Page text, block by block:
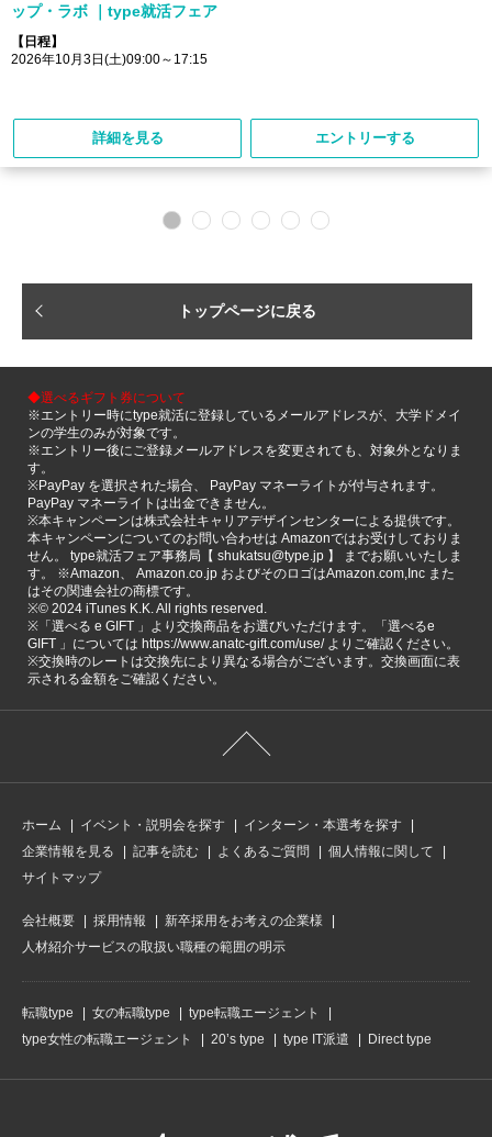
ップ・ラボ ｜type就活フェア
【日程】
2026年10月3日(土)09:00～17:15
詳細を見る エントリーする
トップページに戻る
◆選べるギフト券について
※エントリー時にtype就活に登録しているメールアドレスが、大学ドメイ
ンの学生のみが対象です。
※エントリー後にご登録メールアドレスを変更されても、対象外となりま
す。
※PayPay を選択された場合、 PayPay マネーライトが付与されます。
PayPay マネーライトは出金できません。
※本キャンペーンは株式会社キャリアデザインセンターによる提供です。
本キャンペーンについてのお問い合わせは Amazonではお受けしておりま
せん。 type就活フェア事務局【 shukatsu@type.jp 】 までお願いいたしま
す。 ※Amazon、 Amazon.co.jp およびそのロゴはAmazon.com,Inc また
はその関連会社の商標です。
※©️ 2024 iTunes K.K. All rights reserved.
※「選べる e GIFT 」より交換商品をお選びいただけます。「選べるe
GIFT 」については https://www.anatc-gift.com/use/ よりご確認ください。
※交換時のレートは交換先により異なる場合がございます。交換画面に表
示される金額をご確認ください。
ホーム イベント・説明会を探す
インターン・本選考を探す
企業情報を見る
記事を読む よくあるご質問
個人情報に関して
サイトマップ
会社概要 採用情報
新卒採用をお考えの企業様
人材紹介サービスの取扱い職種の範囲の明示
転職type 女の転職type
type転職エージェント
type女性の転職エージェント
20’s type type IT派遣 Direct type